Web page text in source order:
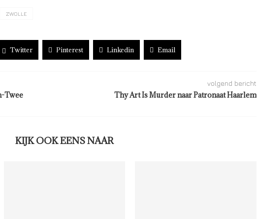
ZWOLLE
Twitter Pinterest Linkedin Email
Twee
volgend bericht
Thy Art Is Murder naar Patronaat Haarlem
KIJK OOK EENS NAAR